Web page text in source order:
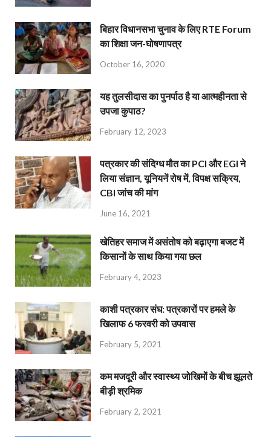
बिहार विधानसभा चुनाव के लिए RTE Forum
का शिक्षा जन-घोषणापत्र
October 16, 2020
यह तुलसीदास का पुनर्पाठ है या आत्महीनता से
उपजा कुपाठ?
February 12, 2023
पत्रकार की संदिग्ध मौत का PCI और EGI ने
लिया संज्ञान, यूनियनें रोष में, विपक्ष सक्रिय,
CBI जांच की मांग
June 16, 2021
खेतिहर समाज में असंतोष को बढ़ाएगा बजट में
किसानों के साथ किया गया छल
February 4, 2023
काशी पत्रकार संघ: पत्रकारों पर हमले के
खिलाफ 6 फरवरी को उपवास
February 5, 2021
कम मजदूरी और स्वास्थ्य जोखिमों के बीच झूलते
बीड़ी श्रमिक
February 2, 2021